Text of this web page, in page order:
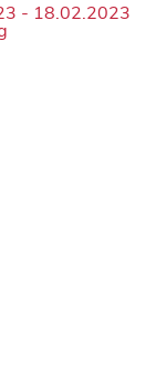
- 18.02.2023